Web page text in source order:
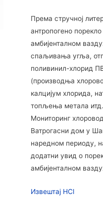
Према стручној
антропогено
амбијенталном
спаљивања угља,
поливинил-хлорид
(производња
калцијум хлорида,
топљења метала итд.
Мониторинг
Ватрогасни дом у
наредном периоду,
додатни увид о
амбијенталном
Извештај HCl